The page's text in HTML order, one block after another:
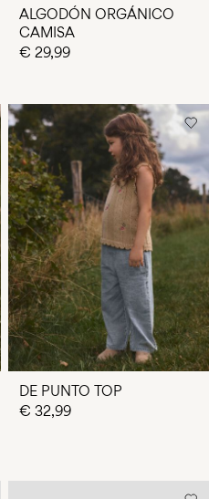
ALGODÓN ORGÁNICO
CAMISA
€ 29,99
DE PUNTO TOP
€ 32,99